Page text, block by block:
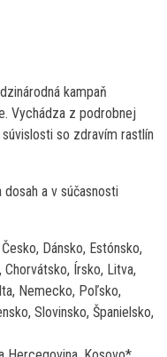
kampaň
Vychádza z podrobnej
so zdravím rastlín
a v súčasnosti
Dánsko, Estónsko,
Chorvátsko, Írsko, Litva,
Nemecko, Poľsko,
Slovinsko, Španielsko,